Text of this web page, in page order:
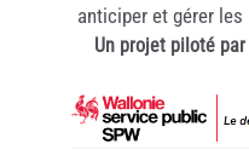
anticiper et gérer
Un projet piloté